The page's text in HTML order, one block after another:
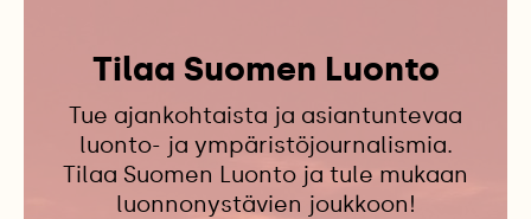
Tilaa Suomen Luonto
Tue ajankohtaista ja asiantuntevaa
luonto- ja ympäristöjournalismia.
Tilaa Suomen Luonto ja tule mukaan
luonnonystävien joukkoon!